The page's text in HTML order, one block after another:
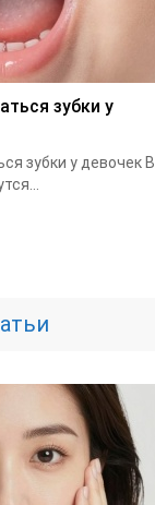
зубки у
зубки у девочек В